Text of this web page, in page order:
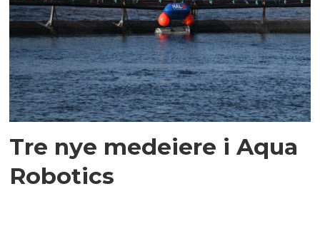
Tre nye medeiere i Aqua
Robotics